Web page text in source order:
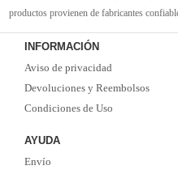
productos provienen de fabricantes
gran inventario de camisetas de la NBA.
de tus equipos y jugadores favoritos.
y buena comunicación! ¡Ofertas
Satisfacer las necesidades de cada cliente.
INFORMACIÓN
Aviso de privacidad
Devoluciones y Reembolsos
Condiciones de Uso
AYUDA
Envío